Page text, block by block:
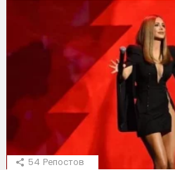
54 Репостов